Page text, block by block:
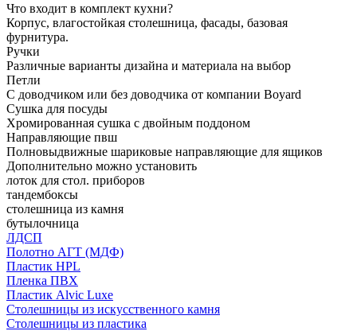
Что входит в комплект кухни?
Корпус, влагостойкая столешница, фасады, базовая
фурнитура.
Ручки
Различные варианты дизайна и материала на выбор
Петли
С доводчиком или без доводчика от компании Boyard
Сушка для посуды
Хромированная сушка с двойным поддоном
Направляющие пвш
Полновыдвижные шариковые направляющие для ящиков
Дополнительно можно установить
лоток для стол. приборов
тандембоксы
столешница из камня
бутылочница
ЛДСП
Полотно АГТ (МДФ)
Пластик HPL
Пленка ПВХ
Пластик Alvic Luxe
Столешницы из искусственного камня
Столешницы из пластика